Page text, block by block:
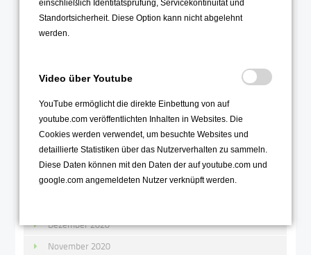
August 2021
Juli 2021
Mai 2021
April 2021
März 2021
Februar 2021
Januar 2021
Dezember 2020
November 2020
einschließlich Identitätsprüfung, Servicekontinuität und
Standortsicherheit. Diese Option kann nicht abgelehnt
werden.
Video über Youtube
YouTube ermöglicht die direkte Einbettung von auf
youtube.com veröffentlichten Inhalten in Websites. Die
Cookies werden verwendet, um besuchte Websites und
detaillierte Statistiken über das Nutzerverhalten zu sammeln.
Diese Daten können mit den Daten der auf youtube.com und
google.com angemeldeten Nutzer verknüpft werden.